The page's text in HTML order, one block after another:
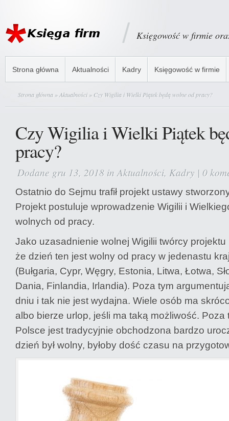
Księgowość w firmie
Strona główna Aktualności Kadry Księgowość w firmie
Strona główna »Aktualności » Czy Wigilia i Wielki Piątek będą wolne od pracy?
Czy Wigilia i Wielki Piątek
pracy?
Dodane gru 13, 2018 in Aktualności, Kadry | 0
Ostatnio do Sejmu trafił projekt ustawy
Projekt postuluje wprowadzenie Wigilii i
wolnych od pracy.
Jako uzasadnienie wolnej Wigilii twórcy
że dzień ten jest wolny od pracy w jedenastu
(Bułgaria, Cypr, Węgry, Estonia, Litwa, Łotwa,
Dania, Finlandia, Irlandia). Poza tym
dniu i tak nie jest wydajna. Wiele osób ma
albo bierze urlop, jeśli ma taką możliwość. Poza
Polsce jest tradycyjnie obchodzona bardzo
dzień był wolny, byłoby dość czasu na